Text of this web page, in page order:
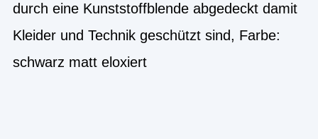
durch eine Kunststoffblende abgedeckt damit
Kleider und Technik geschützt sind, Farbe:
schwarz matt eloxiert